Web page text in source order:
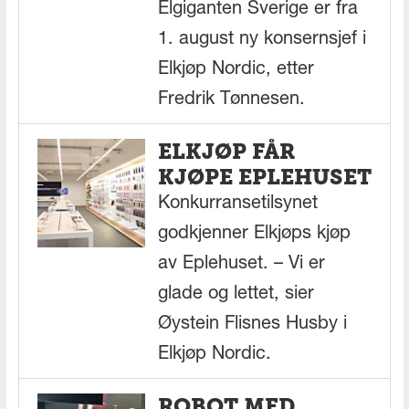
Elgiganten Sverige er fra
1. august ny konsernsjef i
Elkjøp Nordic, etter
Fredrik Tønnesen.
ELKJØP FÅR
KJØPE EPLEHUSET
Konkurransetilsynet
godkjenner Elkjøps kjøp
av Eplehuset. – Vi er
glade og lettet, sier
Øystein Flisnes Husby i
Elkjøp Nordic.